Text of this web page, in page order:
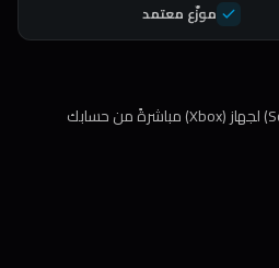
موزّع معتمد
سنقوم بشراء لعبة (ScooterFlow) لجهاز (Xbox) مباشرةً من حسابك